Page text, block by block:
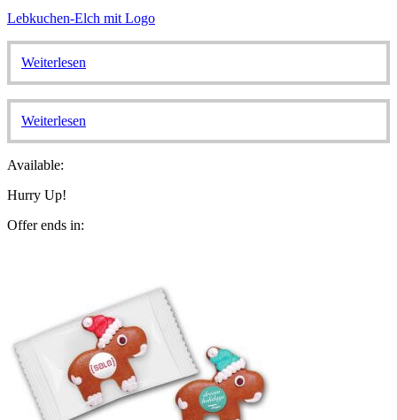
Lebkuchen-Elch mit Logo
Weiterlesen
Weiterlesen
Available:
Hurry Up!
Offer ends in: